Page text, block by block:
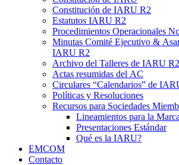
Constitución de IARU R2
Estatutos IARU R2
Procedimientos Operacionales
Minutas Comité Ejecutivo &
IARU R2
Archivo del Talleres de IARU R2
Actas resumidas del AC
Circulares “Calendarios” de
Políticas y Resoluciones
Recursos para Sociedades
Lineamientos para la Marca
Presentaciones Estándar
Qué es la IARU?
EMCOM
Contacto